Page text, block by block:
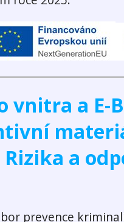
vnitra a E-
a
prevence